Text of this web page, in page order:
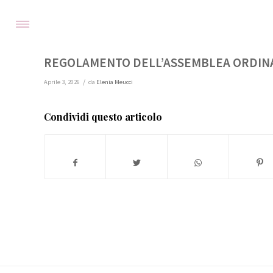
REGOLAMENTO DELL’ASSEMBLEA
Aprile 3, 2026 / da Elenia Meucci
Condividi questo articolo